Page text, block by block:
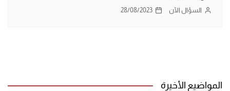
السؤال الآن 28/08/2023
المواضيع الأخيرة